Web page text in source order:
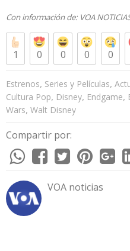
Con información de: VOA
1 0 0 0 0
Estrenos, Series y Películas,
Cultura Pop, Disney, Endgame,
Wars, Walt Disney
Compartir por:
VOA noticias